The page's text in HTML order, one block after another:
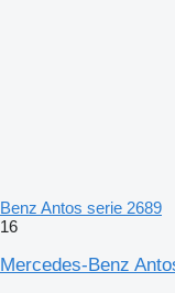
Benz Antos serie 2689
16
Mercedes-Benz